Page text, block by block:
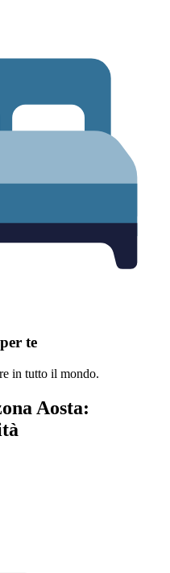
te
in tutto il mondo.
Aosta: